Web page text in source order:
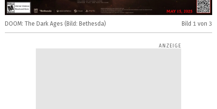
DOOM: The Dark Ages (Bild: Bethesda) Bild 1 von 3